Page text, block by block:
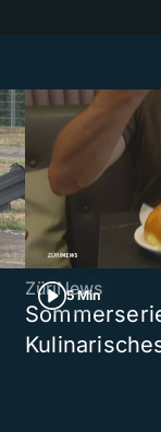
5 Min
ZüriNews